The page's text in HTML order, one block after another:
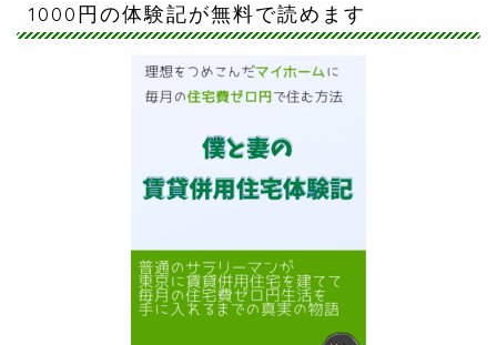
1000円の体験記が無料で読めます